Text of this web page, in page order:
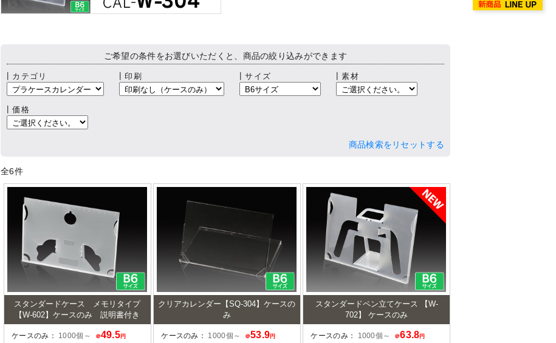
ご希望の条件をお選びいただくと、商品の絞り込みができます
┃カテゴリ ┃印刷 ┃サイズ ┃素材
┃価格
商品検索をリセットする
全6件
スタンダードケース メモリタイプ
【W-602】ケースのみ 説明書付き
ケースのみ： 1000個～ ＠49.5 円
クリアカレンダー【SQ-304】ケースの
み
ケースのみ： 1000個～ ＠53.9 円
スタンダードペン立てケース 【W-
702】 ケースのみ
ケースのみ： 1000個～ ＠63.8 円